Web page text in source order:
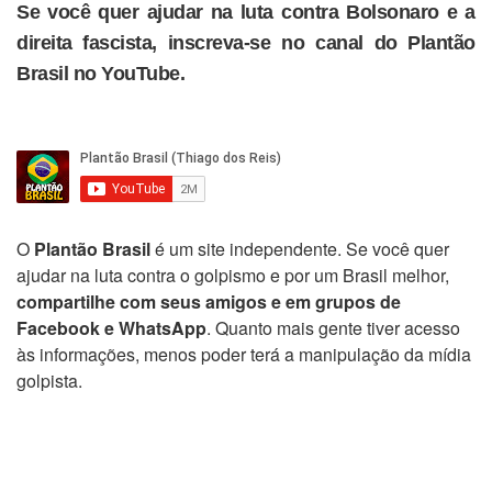
Se você quer ajudar na luta contra Bolsonaro e a
direita fascista, inscreva-se no canal do Plantão
Brasil no YouTube.
O Plantão Brasilé um site independente. Se você quer
ajudar na luta contra o golpismo e por um Brasil melhor,
compartilhe com seus amigos e em grupos de
Facebook e WhatsApp. Quanto mais gente tiver acesso
às informações, menos poder terá a manipulação da mídia
golpista.